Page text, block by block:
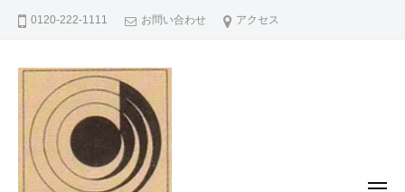
0120-222-1111 お問い合わせ アクセス